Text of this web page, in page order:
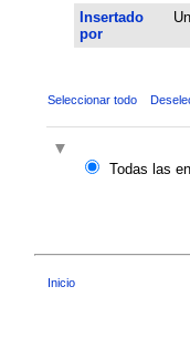
Insertado
por
Seleccionar todo
Todas las
Inicio